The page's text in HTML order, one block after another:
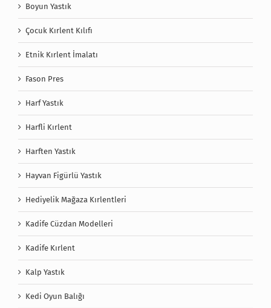
Boyun Yastık
Çocuk Kırlent Kılıfı
Etnik Kırlent İmalatı
Fason Pres
Harf Yastık
Harfli Kırlent
Harften Yastık
Hayvan Figürlü Yastık
Hediyelik Mağaza Kırlentleri
Kadife Cüzdan Modelleri
Kadife Kırlent
Kalp Yastık
Kedi Oyun Balığı